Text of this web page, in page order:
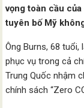
vọng toàn cầu
tuyên bố Mỹ
Ông Burns, 68
phục vụ trong cả
Trung Quốc nhậm
chính sách “Zero